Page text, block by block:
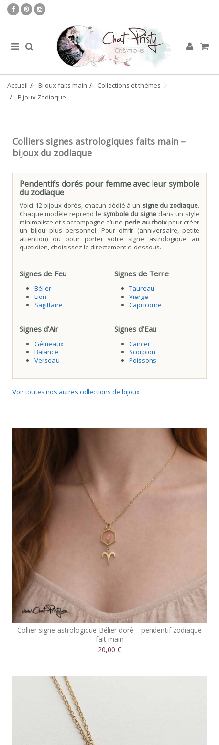
Accueil Bijoux faits main
Collections et thèmes
Bijoux Zodiaque
Colliers signes astrologiques faits main –
bijoux du zodiaque
Pendentifs dorés pour femme avec leur symbole
du zodiaque
Voici 12 bijoux dorés, chacun dédié à un signe du zodiaque.
Chaque modèle reprend le symbole du signe dans un style
minimaliste et s’accompagne d’une perle au choixpour créer
un bijou plus personnel. Pour offrir (anniversaire, petite
attention) ou pour porter votre signe astrologique au
quotidien, choisissez le directement ci-dessous.
Signes de Feu
Bélier
Lion
Sagittaire
Signes de Terre
Taureau
Vierge
Capricorne
Signes d’Air
Gémeaux
Balance
Verseau
Signes d’Eau
Cancer
Scorpion
Poissons
Voir toutes nos autres collections de bijoux
Collier signe astrologique Bélier doré – pendentif zodiaque
fait main
20,00 €